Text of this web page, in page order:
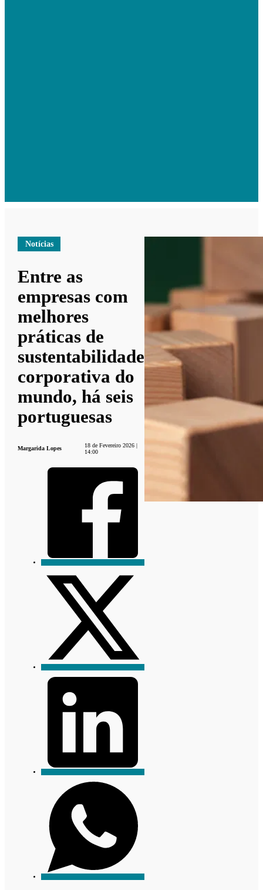
Notícias
Entre as
empresas com
melhores
práticas de
sustentabilidade
corporativa do
mundo, há seis
portuguesas
Margarida Lopes
18 de Fevereiro 2026 |
14:00